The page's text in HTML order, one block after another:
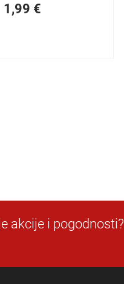
1,99 €
akcije i pogodnosti?